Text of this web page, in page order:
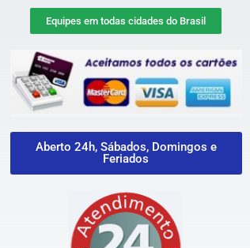
Equipes em todas cidades do Brasil
Aberto 24h, Sábados, Domingos e
Feriados